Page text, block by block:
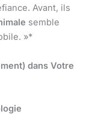
Avant, ils
semble
»*
dans Votre